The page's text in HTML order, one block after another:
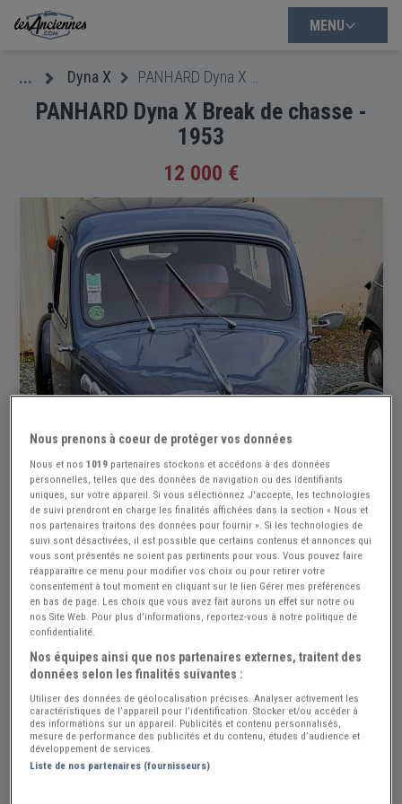
MENU
... Dyna X
PANHARD Dyna X Break de chasse -
1953
12 000 €
+6
Nous prenons à coeur de protéger vos données
Nous et nos1019 partenaires stockons et accédons à des données
personnelles, telles que des données de navigation ou des identifiants
uniques, sur votre appareil. Si vous sélectionnez J'accepte, les technologies
de suivi prendront en charge les finalités affichées dans la section « Nous et
nos partenaires traitons des données pour fournir ». Si les technologies de
suivi sont désactivées, il est possible que certains contenus et annonces qui
vous sont présentés ne soient pas pertinents pour vous. Vous pouvez faire
réapparaître ce menu pour modifier vos choix ou pour retirer votre
consentement à tout moment en cliquant sur le lien Gérer mes préférences
en bas de page. Les choix que vous avez fait aurons un effet sur notre ou
nos Site Web. Pour plus d’informations, reportez-vous à notre politique de
confidentialité.
Nos équipes ainsi que nos partenaires externes, traitent des
données selon les finalités suivantes :
Utiliser des données de géolocalisation précises. Analyser activement les
caractéristiques de l’appareil pour l’identification. Stocker et/ou accéder à
des informations sur un appareil. Publicités et contenu personnalisés,
mesure de performance des publicités et du contenu, études d’audience et
développement de services.
Liste de nos partenaires (fournisseurs)